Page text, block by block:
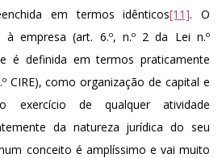
em termos idênticos[11]. O
à empresa (art. 6.º, n.º 2 da Lei n.º
é definida em termos praticamente
CIRE), como organização de capital e
exercício de qualquer atividade
da natureza jurídica do seu
conceito é amplíssimo e vai muito